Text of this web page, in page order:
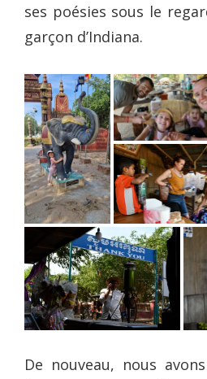
ses poésies sous le
garçon d’Indiana.
De nouveau, nous